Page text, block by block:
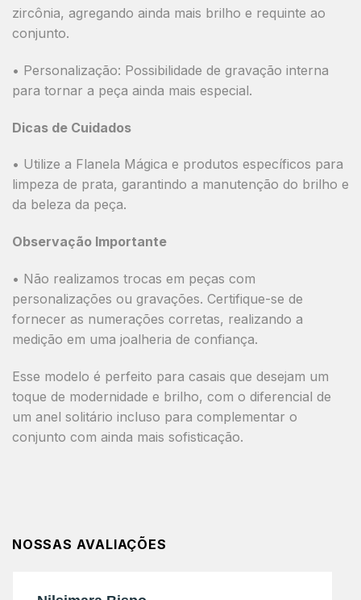
zircônia, agregando ainda mais brilho e requinte ao
conjunto.
• Personalização: Possibilidade de gravação interna
para tornar a peça ainda mais especial.
Dicas de Cuidados
• Utilize a Flanela Mágica e produtos específicos para
limpeza de prata, garantindo a manutenção do brilho e
da beleza da peça.
Observação Importante
• Não realizamos trocas em peças com
personalizações ou gravações. Certifique-se de
fornecer as numerações corretas, realizando a
medição em uma joalheria de confiança.
Esse modelo é perfeito para casais que desejam um
toque de modernidade e brilho, com o diferencial de
um anel solitário incluso para complementar o
conjunto com ainda mais sofisticação.
NOSSAS AVALIAÇÕES